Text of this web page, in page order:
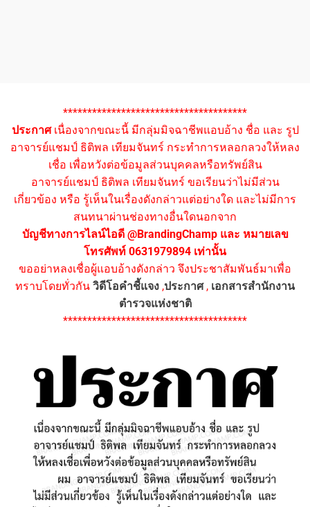
**************************************
ประกาศเนื่องจากขณะนี้ มีกลุ่มมิจฉาชีพแอบอ้าง ชื่อ และ รูป
อาจารย์แชมป์ ธิติพล เทียมจันทร์ กระทำการหลอกลวงให้หลง
เชื่อ เพื่อหวังต่อข้อมูลส่วนบุคคลหรือทรัพย์สิน
อาจารย์แชมป์ ธิติพล เทียมจันทร์ ขอเรียนว่าไม่มีส่วน
เกี่ยวข้อง หรือ รู้เห็นในเรื่องดังกล่าวแต่อย่างใด และไม่มีการ
สนทนาผ่านช่องทางอื่นใดนอกจาก
บัญชีทางการไลน์ไอดี @BrandingChamp และ หมายเลข
โทรศัพท์ 0631979894 เท่านั้น
ขออย่าหลงเชื่อผู้แอบอ้างดังกล่าว จึงประชาสัมพันธ์มาเพื่อ
ทราบโดยทั่วกัน วิดีโอคำชี้แจง ,ประกาศ, เอกสารสำนักงาน
ตำรวจแห่งชาติ
**************************************